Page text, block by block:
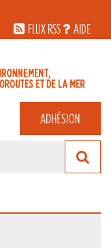
FLUX RSS
AIDE
ADHÉSION